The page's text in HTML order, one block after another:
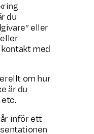
du
eller
med
om hur
är du
inför ett